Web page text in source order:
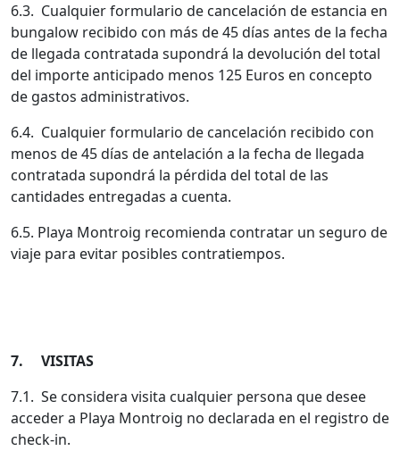
6.3. Cualquier formulario de cancelación de estancia en
bungalow recibido con más de 45 días antes de la fecha
de llegada contratada supondrá la devolución del total
del importe anticipado menos 125 Euros en concepto
de gastos administrativos.
6.4. Cualquier formulario de cancelación recibido con
menos de 45 días de antelación a la fecha de llegada
contratada supondrá la pérdida del total de las
cantidades entregadas a cuenta.
6.5. Playa Montroig recomienda contratar un seguro de
viaje para evitar posibles contratiempos.
7. VISITAS
7.1. Se considera visita cualquier persona que desee
acceder a Playa Montroig no declarada en el registro de
check-in.